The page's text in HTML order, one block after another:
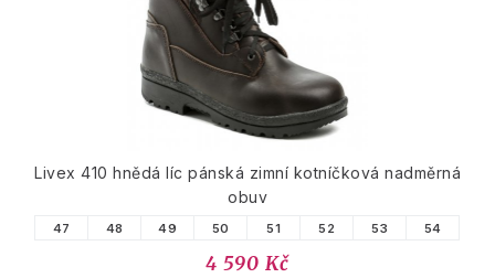
Livex 410 hnědá líc pánská zimní kotníčková nadměrná
obuv
47 48 49 50 51 52 53 54
4 590 Kč